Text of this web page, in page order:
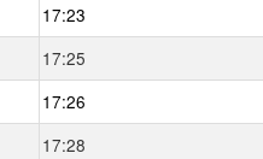
17:23
17:25
17:26
17:28